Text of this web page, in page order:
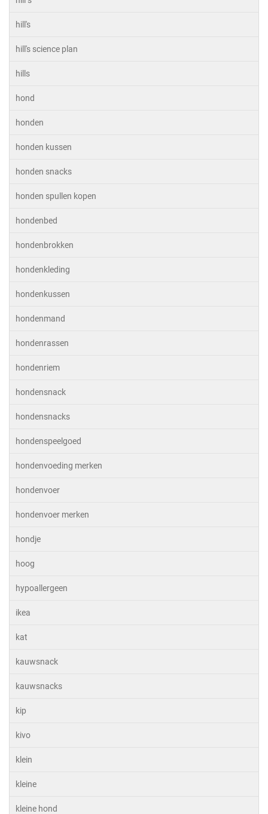
hill's
hill's science plan
hills
hond
honden
honden kussen
honden snacks
honden spullen kopen
hondenbed
hondenbrokken
hondenkleding
hondenkussen
hondenmand
hondenrassen
hondenriem
hondensnack
hondensnacks
hondenspeelgoed
hondenvoeding merken
hondenvoer
hondenvoer merken
hondje
hoog
hypoallergeen
ikea
kat
kauwsnack
kauwsnacks
kip
kivo
klein
kleine
kleine hond